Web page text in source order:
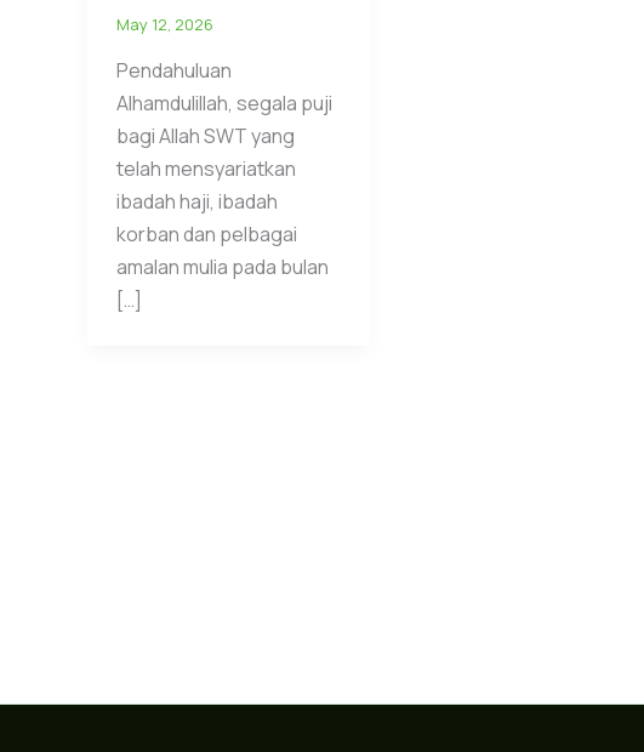
May 12, 2026
Pendahuluan
Alhamdulillah, segala puji
bagi Allah SWT yang
telah mensyariatkan
ibadah haji, ibadah
korban dan pelbagai
amalan mulia pada bulan
[…]